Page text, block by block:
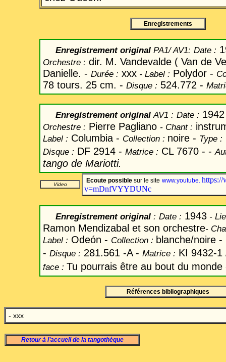
Enregistrements
Enregistrement original PA1/ AV1: Date :
Orchestre : dir. M. Vandevalde ( Van de
Danielle. - Durée : xxx - Label : Polydor -
78 tours. 25 cm. - Disque : 524.772 -
Enregistrement originalAV1 : Date : 1942
Orchestre : Pierre Pagliano - Chant:
Label : Columbia - Collection : noire - Type :
Disque : DF 2914 - Matrice : CL 7670 - -
tango de Mariotti.
Video
Ecoute possible sur le site www.youtube. https://
v=mDnfVYYDUNc
Enregistrement original : Date : 1943 -
Ramon Mendizabal et son orchestre-
Label : Odeón - Collection : blanche/noire -
- Disque : 281.561 -A - Matrice : KI 9432-
face : Tu pourrais être au bout du monde
Références bibliographiques
- xxx
Retour à l’accueil de la tangothèque